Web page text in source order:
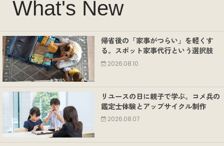
What's New
帰省後の「家事がつらい」を軽くす
る。スポット家事代行という選択肢
2026.08.10
リユースの日に親子で学ぶ。コメ兵の
鑑定士体験とアップサイクル制作
2026.08.07